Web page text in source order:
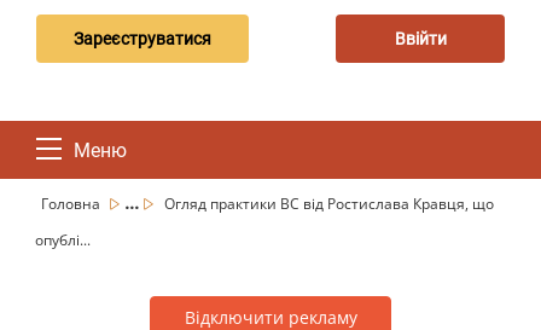
Зареєструватися Ввійти
Меню
Головна ...
Огляд практики ВС від Ростислава Кравця, що
опублі...
Відключити рекламу